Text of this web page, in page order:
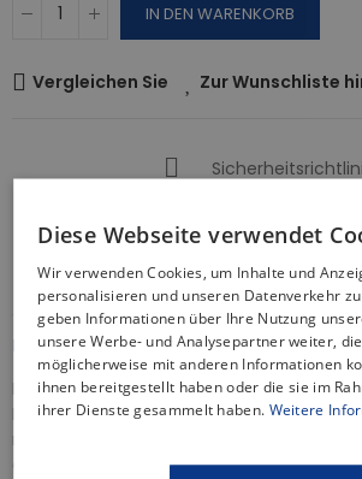
IN DEN WARENKORB
Vergleichen Sie Zur Wunschliste
30 Tage
Informationen zur
BESCHREIBUNG
Die Küchenbatterie ist ein wichtiges
Die von uns angebotenen
ästhetisches Design aus, das Ihrem
Diese Webseite verwendet
Wir verwenden Cookies, um Inhalte und
personalisieren und unseren Datenverkehr
geben Informationen über Ihre Nutzung
unsere Werbe- und Analysepartner weiter,
möglicherweise mit anderen Informationen
ihnen bereitgestellt haben oder die sie im
ihrer Dienste gesammelt haben. Weitere